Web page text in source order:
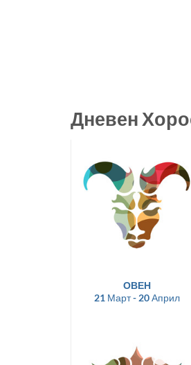
Дневен
ОВЕН
21 Март - 20 Април